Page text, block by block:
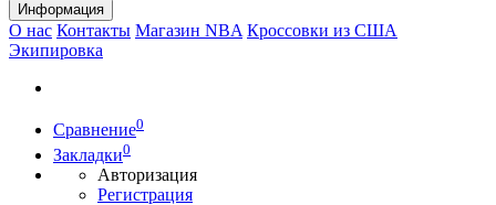
Информация
О нас Контакты Магазин NBA Кроссовки из США
Экипировка
Сравнение0
Закладки0
Авторизация
Регистрация